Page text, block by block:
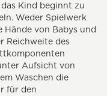
Kind beginnt zu
Weder Spielwerk
Hände von Babys und
Reichweite des
Aufsicht von
Waschen die
für den